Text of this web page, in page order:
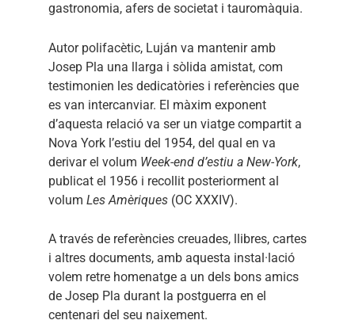
gastronomia, afers de societat i tauromàquia.
Autor polifacètic, Luján va mantenir amb
Josep Pla una llarga i sòlida amistat, com
testimonien les dedicatòries i referències que
es van intercanviar. El màxim exponent
d’aquesta relació va ser un viatge compartit a
Nova York l’estiu del 1954, del qual en va
derivar el volum Week-end d’estiu a New-York,
publicat el 1956 i recollit posteriorment al
volum Les Amèriques(OC XXXIV).
A través de referències creuades, llibres, cartes
i altres documents, amb aquesta instal·lació
volem retre homenatge a un dels bons amics
de Josep Pla durant la postguerra en el
centenari del seu naixement.